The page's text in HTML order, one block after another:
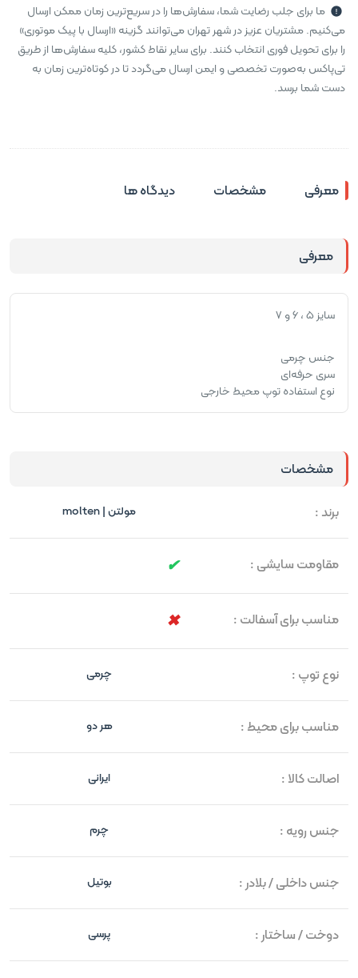
ما برای جلب رضایت شما، سفارش‌ها را در سریع‌ترین زمان ممکن ارسال
می‌کنیم. مشتریان عزیز در شهر تهران می‌توانند گزینه «ارسال با پیک موتوری»
را برای تحویل فوری انتخاب کنند. برای سایر نقاط کشور، کلیه سفارش‌ها از طریق
تی‌پاکس به‌صورت تخصصی و ایمن ارسال می‌گردد تا در کوتاه‌ترین زمان به
دست شما برسد.
معرفی مشخصات دیدگاه ها
معرفی
سایز 5 ، 6 و 7
جنس چرمی
سری حرفه‌ای
نوع استفاده توپ محیط خارجی
مشخصات
برند :
مولتن | molten
مقاومت سایشی :
مناسب برای آسفالت :
نوع توپ : چرمی
مناسب برای محیط : هر دو
اصالت کالا : ایرانی
جنس رویه : چرم
جنس داخلی / بلادر : بوتیل
دوخت / ساختار : پرسی